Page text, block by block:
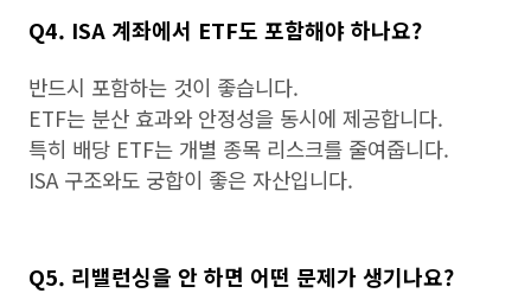
Q4. ISA 계좌에서 ETF도 포함해야 하나요?
반드시 포함하는 것이 좋습니다.
ETF는 분산 효과와 안정성을 동시에 제공합니다.
특히 배당 ETF는 개별 종목 리스크를 줄여줍니다.
ISA 구조와도 궁합이 좋은 자산입니다.
Q5. 리밸런싱을 안 하면 어떤 문제가 생기나요?